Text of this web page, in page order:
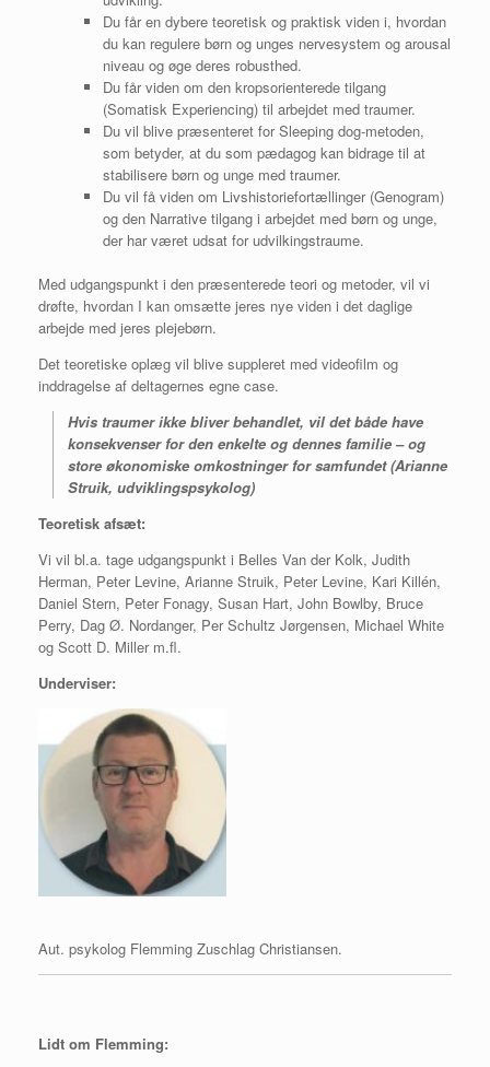
Du får en dybere teoretisk og praktisk viden i, hvordan
du kan regulere børn og unges nervesystem og arousal
niveau og øge deres robusthed.
Du får viden om den kropsorienterede tilgang
(Somatisk Experiencing) til arbejdet med traumer.
Du vil blive præsenteret for Sleeping dog-metoden,
som betyder, at du som pædagog kan bidrage til at
stabilisere børn og unge med traumer.
Du vil få viden om Livshistoriefortællinger (Genogram)
og den Narrative tilgang i arbejdet med børn og unge,
der har været udsat for udvilkingstraume.
Med udgangspunkt i den præsenterede teori og metoder, vil vi
drøfte, hvordan I kan omsætte jeres nye viden i det daglige
arbejde med jeres plejebørn.
Det teoretiske oplæg vil blive suppleret med videofilm og
inddragelse af deltagernes egne case.
Hvis traumer ikke bliver behandlet, vil det både have
konsekvenser for den enkelte og dennes familie – og
store økonomiske omkostninger for samfundet (Arianne
Struik, udviklingspsykolog)
Teoretisk afsæt:
Vi vil bl.a. tage udgangspunkt i Belles Van der Kolk, Judith
Herman, Peter Levine, Arianne Struik, Peter Levine, Kari Killén,
Daniel Stern, Peter Fonagy, Susan Hart, John Bowlby, Bruce
Perry, Dag Ø. Nordanger, Per Schultz Jørgensen, Michael White
og Scott D. Miller m.fl.
Underviser:
Aut. psykolog Flemming Zuschlag Christiansen.
Lidt om Flemming: